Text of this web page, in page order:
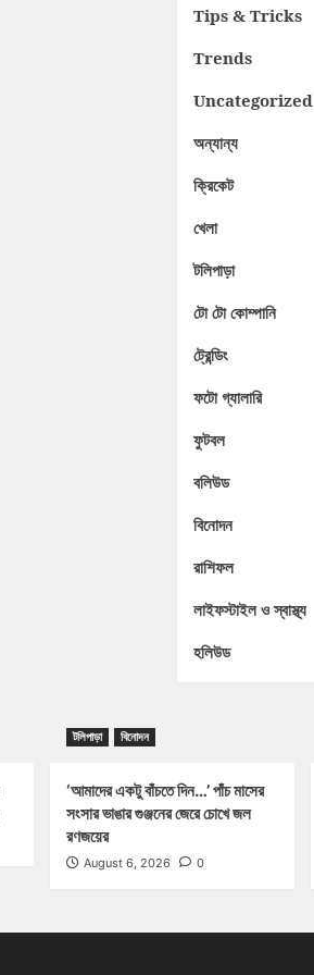
Tips & Tricks
Trends
Uncategorized
অন্যান্য
ক্রিকেট
খেলা
টলিপাড়া
টো টো কোম্পানি
ট্রেন্ডিং
ফটো গ্যালারি
ফুটবল
বলিউড
বিনোদন
রাশিফল
লাইফস্টাইল ও স্বাস্থ্য
হলিউড
টলিপাড়া বিনোদন
‘আমাদের একটু বাঁচতে দিন…’ পাঁচ মাসের
সংসার ভাঙার গুঞ্জনের জেরে চোখে জল
রণজয়ের
August 6, 2026 0